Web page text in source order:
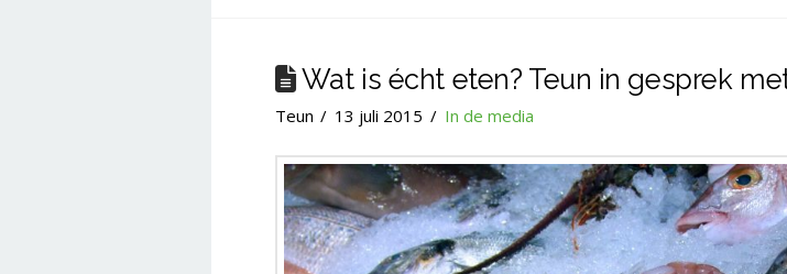
Wat is écht eten? Teun in gesprek
Teun 13 juli 2015 In de media